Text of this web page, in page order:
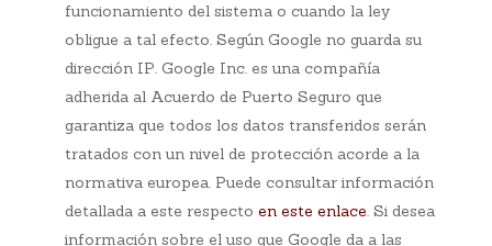
funcionamiento del sistema o cuando la ley
obligue a tal efecto. Según Google no guarda su
dirección IP. Google Inc. es una compañía
adherida al Acuerdo de Puerto Seguro que
garantiza que todos los datos transferidos serán
tratados con un nivel de protección acorde a la
normativa europea. Puede consultar información
detallada a este respecto en este enlace. Si desea
información sobre el uso que Google da a las